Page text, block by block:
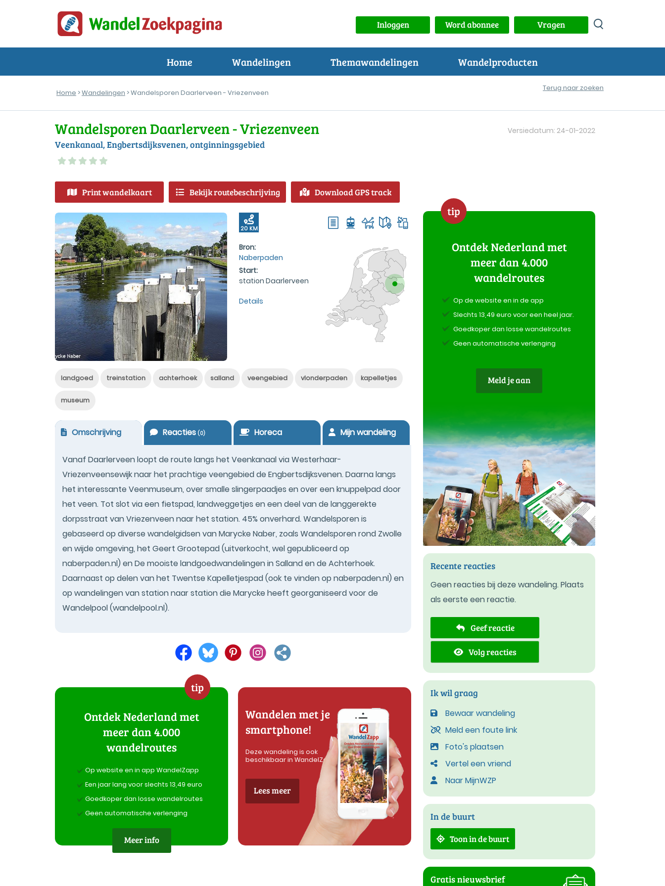
Inloggen Word abonnee Vragen
Home Wandelingen Themawandelingen Wandelproducten
Home >Wandelingen > Wandelsporen Daarlerveen - Vriezenveen
Terug naar zoeken
Wandelsporen Daarlerveen - Vriezenveen
Veenkanaal, Engbertsdijksvenen, ontginningsgebied
Versiedatum: 24-01-2022
Print wandelkaart Bekijk routebeschrijving Download GPS track
20 KM
Bron:
Naberpaden
Start:
station Daarlerveen
Details
landgoed treinstation achterhoek salland veengebied vlonderpaden kapelletjes
museum
Omschrijving Reacties(0) Horeca Mijn wandeling
Vanaf Daarlerveen loopt de route langs het Veenkanaal via Westerhaar-
Vriezenveensewijk naar het prachtige veengebied de Engbertsdijksvenen. Daarna langs
het interessante Veenmuseum, over smalle slingerpaadjes en over een knuppelpad door
het veen. Tot slot via een fietspad, landweggetjes en een deel van de langgerekte
dorpsstraat van Vriezenveen naar het station. 45% onverhard. Wandelsporen is
gebaseerd op diverse wandelgidsen van Marycke Naber, zoals Wandelsporen rond Zwolle
en wijde omgeving, het Geert Grootepad (uitverkocht, wel gepubliceerd op
naberpaden.nl) en De mooiste landgoedwandelingen in Salland en de Achterhoek.
Daarnaast op delen van het Twentse Kapelletjespad (ook te vinden op naberpaden.nl) en
op wandelingen van station naar station die Marycke heeft georganiseerd voor de
Wandelpool (wandelpool.nl).
tip
Ontdek Nederland met
meer dan 4.000
wandelroutes
Op website en in app WandelZapp
Een jaar lang voor slechts 13,49 euro
Goedkoper dan losse wandelroutes
Geen automatische verlenging
Meer info
Wandelen met je
smartphone!
Deze wandeling is ook
beschikbaar in WandelZapp
Lees meer
tip
Ontdek Nederland met
meer dan 4.000
wandelroutes
Op de website en in de app
Slechts 13,49 euro voor een heel jaar.
Goedkoper dan losse wandelroutes
Geen automatische verlenging
Meld je aan
Recente reacties
Geen reacties bij deze wandeling. Plaats
als eerste een reactie.
Geef reactie
Volg reacties
Ik wil graag
Bewaar wandeling
Meld een foute link
Foto's plaatsen
Vertel een vriend
Naar MijnWZP
In de buurt
Toon in de buurt
Gratis nieuwsbrief